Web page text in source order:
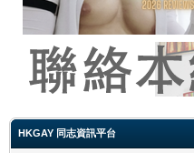
HKGAY 同志資訊平台